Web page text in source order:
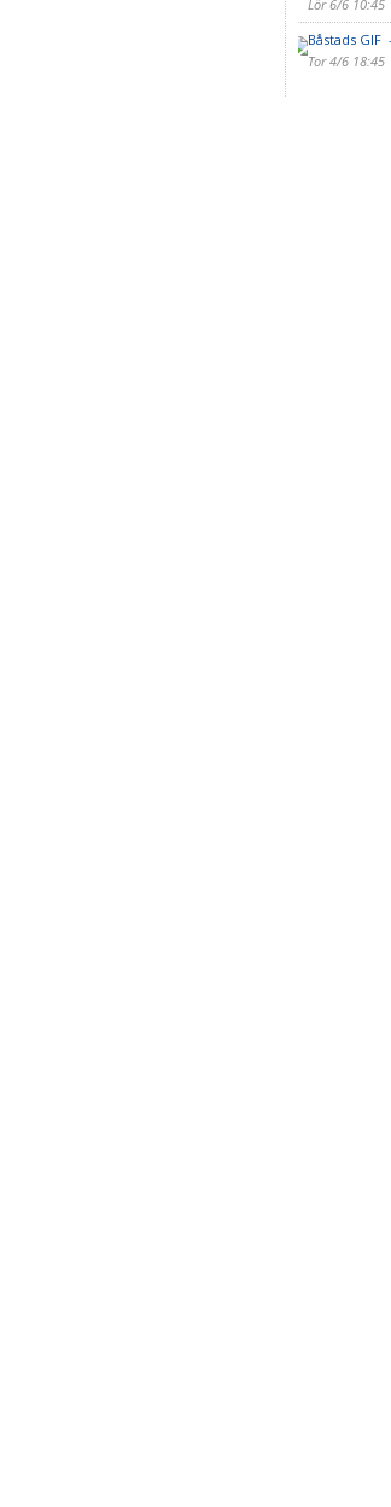
Lör 6/6 10:45
Båstads GIF -
Tor 4/6 18:45